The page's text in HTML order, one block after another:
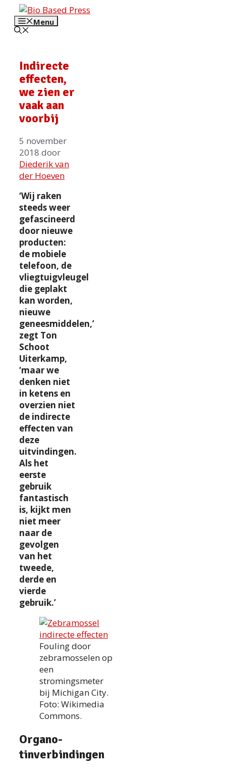
naar
Menu
Indirecte
effecten,
we zien er
vaak aan
voorbij
5 november
2018 door
Diederik van
der Hoeven
‘Wij raken
steeds weer
gefascineerd
door nieuwe
producten:
de mobiele
telefoon, de
vliegtuigvleugel
die geplakt
kan worden,
nieuwe
geneesmiddelen,’
zegt Ton
Schoot
Uiterkamp,
‘maar we
denken niet
in ketens en
overzien niet
de indirecte
effecten van
deze
uitvindingen.
Als het
eerste
gebruik
fantastisch
is, kijkt men
niet meer
naar de
gevolgen
van het
tweede,
derde en
vierde
gebruik.’
Fouling door
zebramosselen op
een
stromingsmeter
bij Michigan City.
Foto: Wikimedia
Commons.
Organo-
tinverbindingen